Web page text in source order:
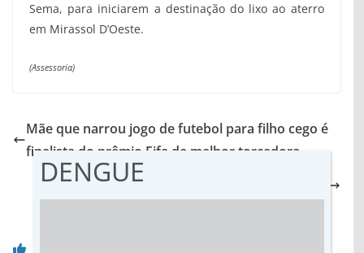
Sema, para iniciarem a destinação do lixo ao aterro
em Mirassol D’Oeste.
(Assessoria)
Mãe que narrou jogo de futebol para filho cego é
finalista do prêmio Fifa de melhor torcedora
“Inclusão não é moda, é cidadania”, diz jovem
modelo com síndrome de Down
DENGUE